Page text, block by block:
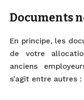
Documents
En principe, les
de votre
anciens
s’agit entre autres :